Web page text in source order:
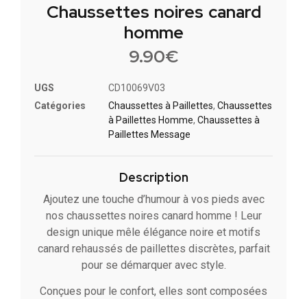
Chaussettes noires canard
homme
9.90€
UGS
CD10069V03
Catégories
Chaussettes à Paillette​s, Chaussettes
à Paillettes Homme, Chaussettes à
Paillettes Message​
Description
Ajoutez une touche d’humour à vos pieds avec
nos chaussettes noires canard homme ! Leur
design unique mêle élégance noire et motifs
canard rehaussés de paillettes discrètes, parfait
pour se démarquer avec style.
Conçues pour le confort, elles sont composées